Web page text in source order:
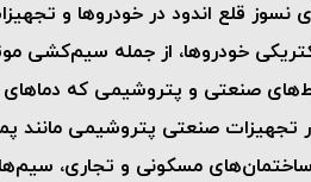
نسوز قلع اندود در خودروها و
خودروها، از جمله سیم‌کشی
صنعتی و پتروشیمی که دماهای
تجهیزات صنعتی پتروشیمی مانند
مسکونی و تجاری،